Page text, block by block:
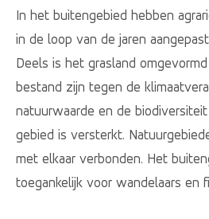
In het buitengebied hebben
in de loop van de jaren
Deels is het grasland
bestand zijn tegen de
natuurwaarde en de
gebied is versterkt.
met elkaar verbonden. Het
toegankelijk voor wandelaars en